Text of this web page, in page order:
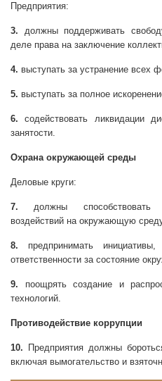
Предприятия:
3. должны поддерживать
деле права на заключение
4. выступать за устранение всех
5. выступать за полное
6. содействовать ликвидации
занятости.
Охрана окружающей среды
Деловые круги:
7.должны способствовать
воздействий на окружающую
8. предпринимать
ответственности за состояние
9. поощрять создание и
технологий.
Противодействие коррупции
10. Предприятия должны
включая вымогательство и